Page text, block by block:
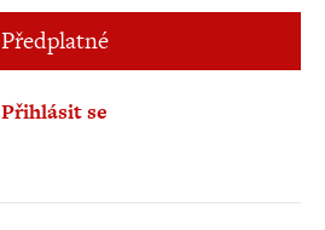
Předplatné
Přihlásit se